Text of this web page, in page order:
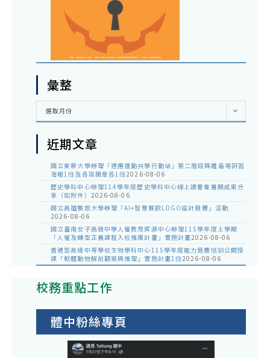
彙整
彙
選取月份
近期文章
國立東華大學辦理「適應運動共學行動站」第二階段與離島場研習
海報1份及各區簡章各1份2026-08-06
歷史學科中心辦理114學年度歷史學科中心線上讀書會暑期成果分
享（如附件） 2026-08-06
國立高雄餐旅大學辦理「AI+智慧餐飲LOGO設計競賽」活動
2026-08-06
國立臺南女子高級中學人權教育資源中心辦理115學年度上學期
「人權及轉型正義課程入校推廣計畫」實施計畫2026-08-06
普通型高級中等學校生物學科中心115學年度能力競賽培訓公開授
課「軟體動物解剖觀察與推理」實施計畫1份2026-08-06
校務重點工作
體中粉絲專頁